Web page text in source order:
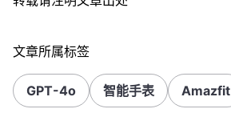
文章所属标签
GPT-4o 智能手表 Amazfit